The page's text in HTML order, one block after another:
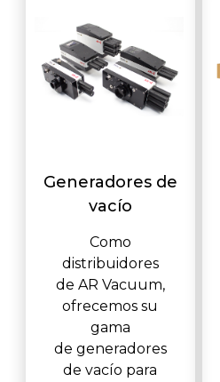
Generadores de
vacío
Como
distribuidores
de AR Vacuum,
ofrecemos su
gama
de generadores
de vacío para